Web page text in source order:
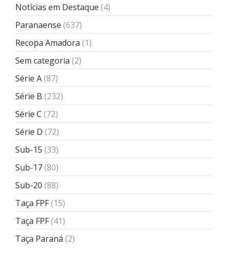
Notícias em Destaque (4)
Paranaense (637)
Recopa Amadora (1)
Sem categoria (2)
Série A(87)
Série B (232)
Série C (72)
Série D (72)
Sub-15 (33)
Sub-17(80)
Sub-20 (88)
Taça FPF(15)
Taça FPF(41)
Taça Paraná (2)